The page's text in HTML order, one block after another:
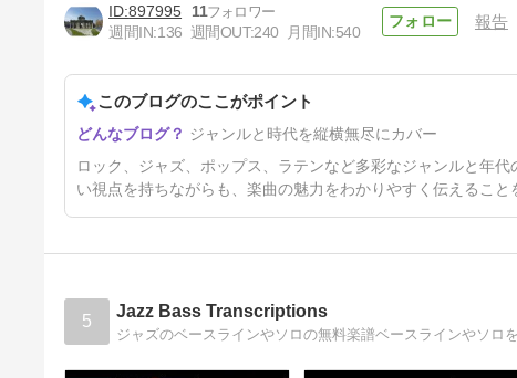
シリアスリー（… But
Seriously）』
5日前
897995
11
週間IN:136 週間OUT:240 月間IN:540
報告
このブログのここがポイント
ジャンルと時代を縦横無尽にカバー
ロック、ジャズ、ポップス、ラテンなど多彩なジャンルと年
い視点を持ちながらも、楽曲の魅力をわかりやすく伝えるこ
5 Jazz Bass Transcriptions
ジャズのベースラインやソロの無料楽譜ベースラインやソロ